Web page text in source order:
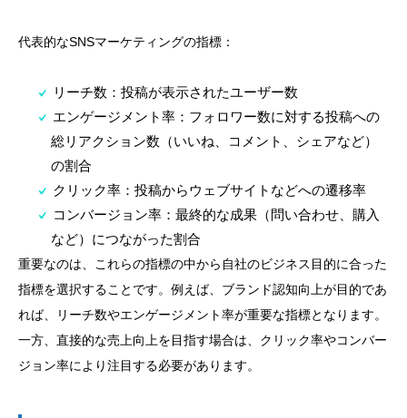
代表的なSNSマーケティングの指標：
リーチ数：投稿が表示されたユーザー数
エンゲージメント率：フォロワー数に対する投稿への
総リアクション数（いいね、コメント、シェアなど）
の割合
クリック率：投稿からウェブサイトなどへの遷移率
コンバージョン率：最終的な成果（問い合わせ、購入
など）につながった割合
重要なのは、これらの指標の中から自社のビジネス目的に合った
指標を選択することです。例えば、ブランド認知向上が目的であ
れば、リーチ数やエンゲージメント率が重要な指標となります。
一方、直接的な売上向上を目指す場合は、クリック率やコンバー
ジョン率により注目する必要があります。